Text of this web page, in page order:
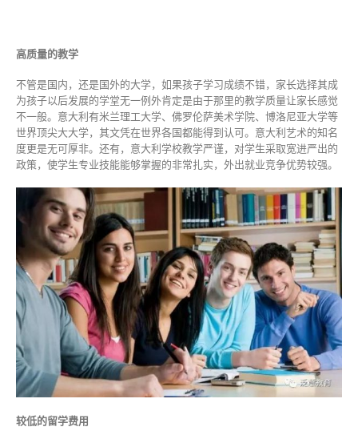
高质量的教学
不管是国内，还是国外的大学，如果孩子学习成绩不错，家长选择其成
为孩子以后发展的学堂无一例外肯定是由于那里的教学质量让家长感觉
不一般。意大利有米兰理工大学、佛罗伦萨美术学院、博洛尼亚大学等
世界顶尖大大学，其文凭在世界各国都能得到认可。意大利艺术的知名
度更是无可厚非。还有，意大利学校教学严谨，对学生采取宽进严出的
政策，使学生专业技能能够掌握的非常扎实，外出就业竞争优势较强。
较低的留学费用